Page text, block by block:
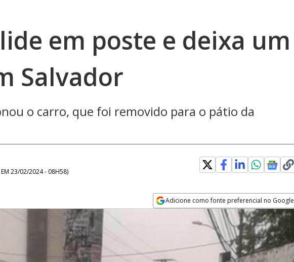
em poste e deixa um
Salvador
o carro, que foi removido para o pátio da
23/02/2024 - 08H58)
Adicione como fonte preferencial no Google
Opens in new window